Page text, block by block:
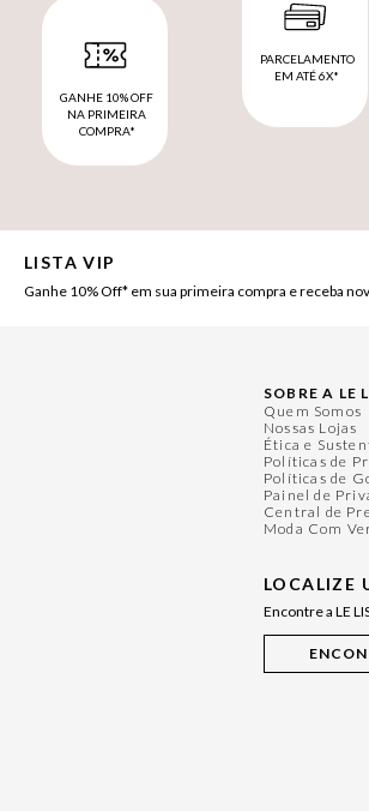
GANHE 10% OFF
NA PRIMEIRA
COMPRA*
PARCELAMENTO
EM ATÉ 6X*
LISTA VIP
Ganhe 10% Off* em sua primeira compra e receba
SOBRE A LE
Quem Somos
Nossas Lojas
Ética e
Políticas de
Políticas de
Painel de
Central de
Moda Com
LOCALIZE
Encontre a LE